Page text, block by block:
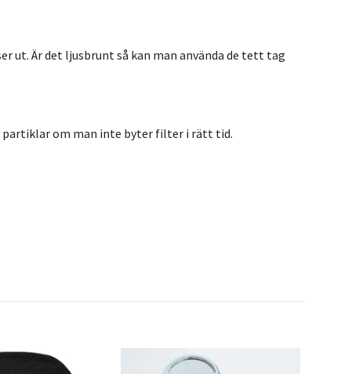
Är det ljusbrunt så kan man använda de tett tag
partiklar om man inte byter filter i rätt tid.